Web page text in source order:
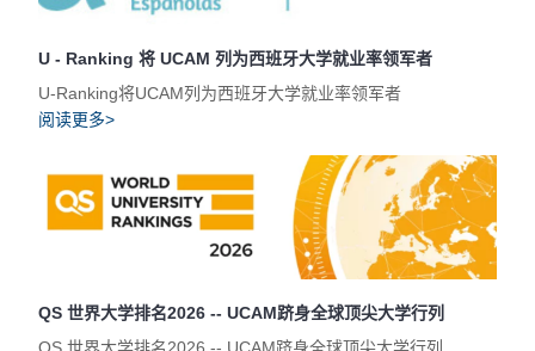
U - Ranking 将 UCAM 列为西班牙大学就业率领军者
U-Ranking将UCAM列为西班牙大学就业率领军者
阅读更多>
QS 世界大学排名2026 -- UCAM跻身全球顶尖大学行列